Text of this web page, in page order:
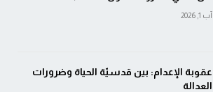
آب 1, 2026
عقوبة الإعدام: بين قدسيّة الحياة وضرورات
العدالة